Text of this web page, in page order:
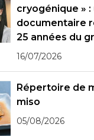
cryogénique » :
documentaire
25 années du
16/07/2026
Répertoire de
miso
05/08/2026